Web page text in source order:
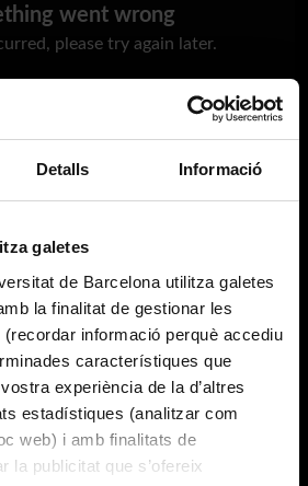
Detalls Informació
galetes
de Barcelona utilitza galetes
la finalitat de gestionar les
informació perquè accediu
característiques que
experiència de la d’altres
estadístiques (analitzar com
web) i amb finalitats de
la publicitat que s’ofereix
went wrong
please try again later.
Try again